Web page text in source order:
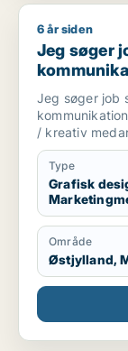
Jeg søger job
6 år siden
Jeg søger
Jeg søger job
/ kreativ
Type
Grafisk
Område
Østjylland,